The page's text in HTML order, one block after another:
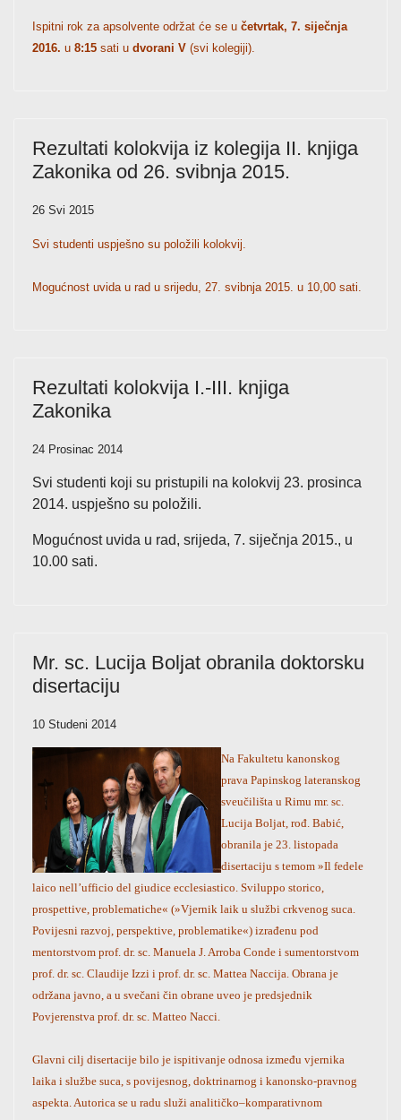
Ispitni rok za apsolvente održat će se u četvrtak, 7. siječnja
2016. u 8:15 sati u dvorani V (svi kolegiji).
Rezultati kolokvija iz kolegija II. knjiga
Zakonika od 26. svibnja 2015.
26 Svi 2015
Svi studenti uspješno su položili kolokvij.
Mogućnost uvida u rad u srijedu, 27. svibnja 2015. u 10,00 sati.
Rezultati kolokvija I.-III. knjiga
Zakonika
24 Prosinac 2014
Svi studenti koji su pristupili na kolokvij 23. prosinca
2014. uspješno su položili.
Mogućnost uvida u rad, srijeda, 7. siječnja 2015., u
10.00 sati.
Mr. sc. Lucija Boljat obranila doktorsku
disertaciju
10 Studeni 2014
Na Fakultetu kanonskog
prava Papinskog lateranskog
sveučilišta u Rimu mr. sc.
Lucija Boljat, rođ. Babić,
obranila je 23. listopada
disertaciju s temom »Il fedele
laico nell’ufficio del giudice ecclesiastico. Sviluppo storico,
prospettive, problematiche« (»Vjernik laik u službi crkvenog suca.
Povijesni razvoj, perspektive, problematike«) izrađenu pod
mentorstvom prof. dr. sc. Manuela J. Arroba Conde i sumentorstvom
prof. dr. sc. Claudije Izzi i prof. dr. sc. Mattea Naccija. Obrana je
održana javno, a u svečani čin obrane uveo je predsjednik
Povjerenstva prof. dr. sc. Matteo Nacci.
Glavni cilj disertacije bilo je ispitivanje odnosa između vjernika
laika i službe suca, s povijesnog, doktrinarnog i kanonsko-pravnog
aspekta. Autorica se u radu služi analitičko–komparativnom